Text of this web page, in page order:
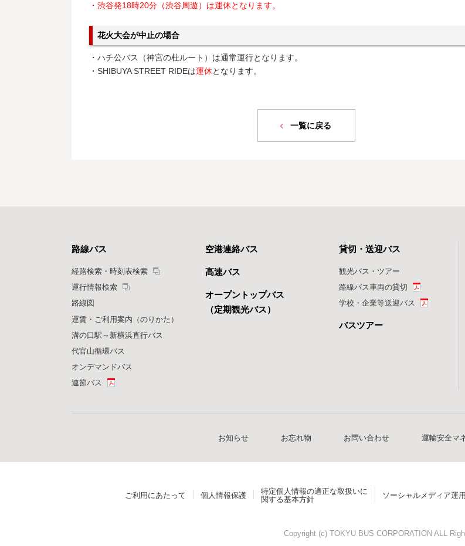
・渋谷発18時20分（渋谷周遊）は運休となります。
花火大会が中止の場合
・ハチ公バス（神宮の杜ルート）は通常運行となります。
・SHIBUYA STREET RIDEは運休となります。
一覧に戻る
路線バス
経路検索・時刻表検索
運行情報検索
路線図
運賃・ご利用案内（のりかた）
溝の口駅～新横浜直行バス
代官山循環バス
オンデマンドバス
連節バス
空港連絡バス
高速バス
オープントップバス
（定期観光バス）
貸切・送迎バス
観光バス・ツアー
路線バス車両の貸切
学校・企業等送迎バス
バスツアー
お知らせ お忘れ物 お問い合わせ 運輸安全マ
ご利用にあたって 個人情報保護
特定個人情報の適正な取扱いに
関する基本方針
ソーシャルメディア運
Copyright (c) TOKYU BUS CORPORATION ALL